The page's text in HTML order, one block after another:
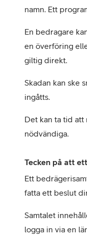
namn. Ett
En bedragare
en överföring
giltig direkt.
Skadan kan ske
ingåtts.
Det kan ta tid att
nödvändiga.
Tecken på att
Ett
fatta ett beslut
Samtalet
logga in via en